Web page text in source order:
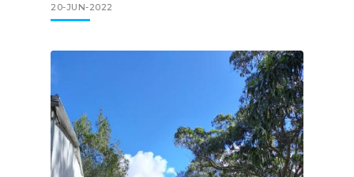
20-JUN-2022